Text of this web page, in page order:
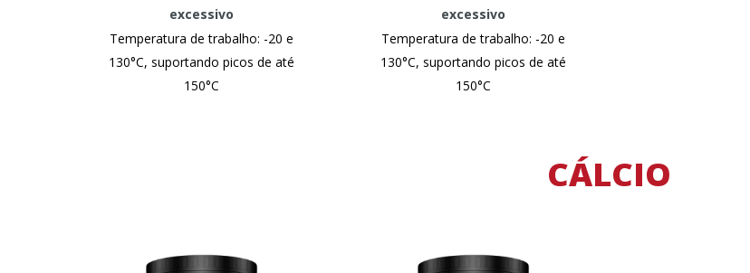
excessivo
Temperatura de trabalho: -20 e
130°C, suportando picos de até
150°C
excessivo
Temperatura de trabalho: -20 e
130°C, suportando picos de até
150°C
CÁLCIO